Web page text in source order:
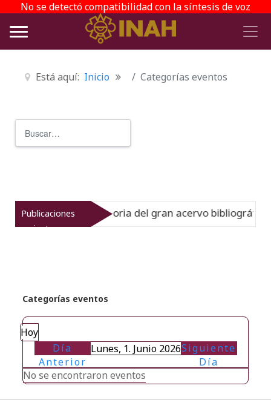
No se detectó compatibilidad con la síntesis de voz
Está aquí: Inicio Categorías eventos
Publicaciones
recientes
muestra la historia del gran acervo bibliográfico
Categorías eventos
Hoy
Día
Anterior
Lunes, 1. Junio 2026Siguiente
Día
No se encontraron eventos